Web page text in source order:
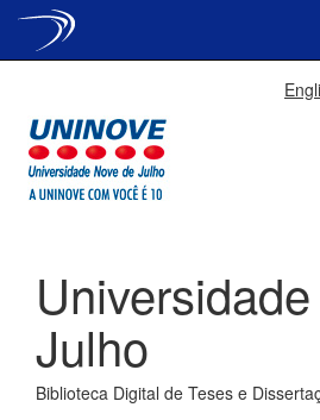
Julho
Biblioteca Digital de Teses e